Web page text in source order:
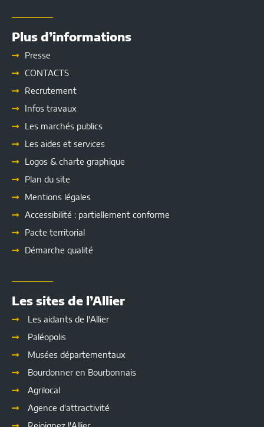
Plus d’informations
Presse
CONTACTS
Recrutement
Infos travaux
Les marchés publics
Les aides et services
Logos & charte graphique
Plan du site
Mentions légales
Accessibilité : partiellement conforme
Pacte territorial
Démarche qualité
Les sites de l’Allier
Les aidants de l'Allier
Paléopolis
Musées départementaux
Bourdonner en Bourbonnais
Agrilocal
Agence d'attractivité